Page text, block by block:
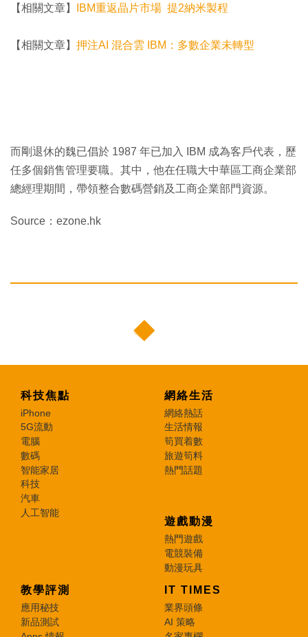
【相關文章】 IBM重返晶片市場 提2納米製程
【相關文章】 押注AI 混合雲 IBM：多數企業未轉型
而剛退休的魏已倡於 1987 年已加入 IBM 成為客戶代表，歷
任多個銷售管理要職。其中，他在任職大中華區工商企業部
總經理期間，帶領整合數碼營銷及工商企業部門資源。
Source：ezone.hk
科技焦點
iPhone
5G流動
電腦
數碼
智能家居
科技
汽車
人工智能
網絡生活
網絡熱話
生活情報
筍買着數
旅遊筍料
熱門話題
遊戲動漫
熱門遊戲
電競裝備
動漫玩具
教學評測
應用秘技
新品測試
IT TIMES
業界頭條
AI 策略